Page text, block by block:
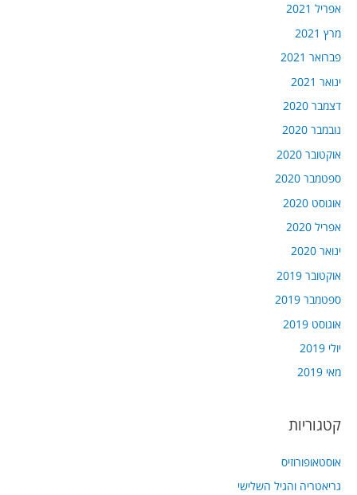
אפריל 2021
מרץ 2021
פברואר 2021
ינואר 2021
דצמבר 2020
נובמבר 2020
אוקטובר 2020
ספטמבר 2020
אוגוסט 2020
אפריל 2020
ינואר 2020
אוקטובר 2019
ספטמבר 2019
אוגוסט 2019
יולי 2019
מאי 2019
קטגוריות
אוסטאופורוזיס
גריאטריה והגיל השלישי